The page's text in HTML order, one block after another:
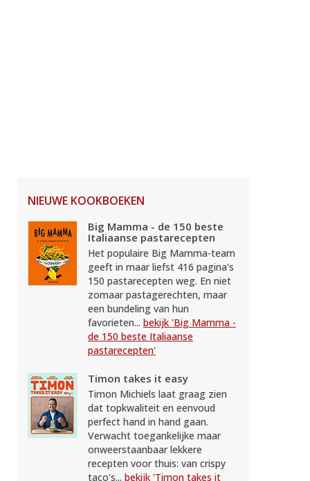
NIEUWE KOOKBOEKEN
Big Mamma - de 150 beste
Italiaanse pastarecepten
Het populaire Big Mamma-team
geeft in maar liefst 416 pagina's
150 pastarecepten weg. En niet
zomaar pastagerechten, maar
een bundeling van hun
favorieten... bekijk 'Big Mamma -
de 150 beste Italiaanse
pastarecepten'
Timon takes it easy
Timon Michiels laat graag zien
dat topkwaliteit en eenvoud
perfect hand in hand gaan.
Verwacht toegankelijke maar
onweerstaanbaar lekkere
recepten voor thuis: van crispy
taco's... bekijk 'Timon takes it